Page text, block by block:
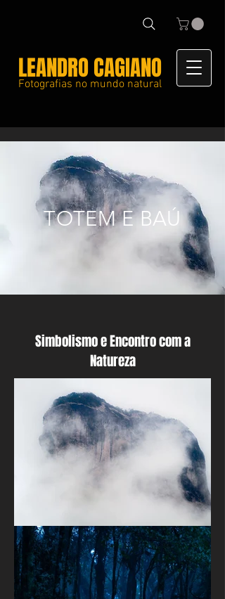
LEANDRO CAGIANO
Fotografias no mundo natural
TOTEM E BAÚ
Simbolismo e Encontro com a
Natureza